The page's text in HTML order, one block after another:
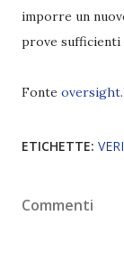
imporre un
prove
Fonte
ETICHETTE:
Commenti